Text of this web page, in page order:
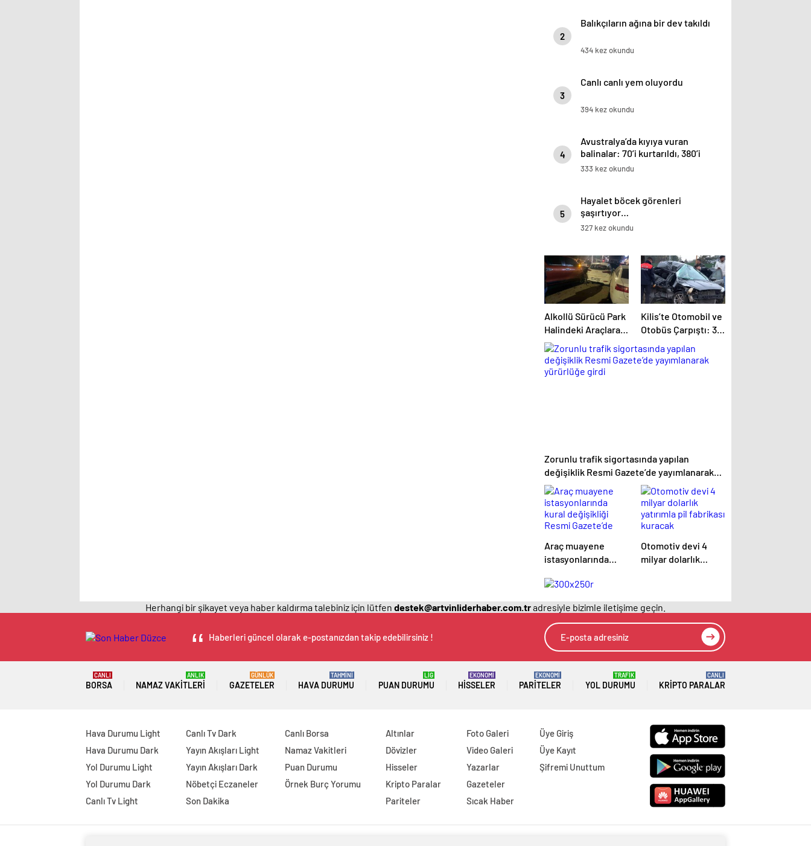
2
Balıkçıların ağına bir dev takıldı
434 kez okundu
3
Canlı canlı yem oluyordu
394 kez okundu
4
Avustralya’da kıyıya vuran
balinalar: 70’i kurtarıldı, 380’i
öldü
333 kez okundu
5
Hayalet böcek görenleri
şaşırtıyor…
327 kez okundu
Alkollü Sürücü Park
Halindeki Araçlara
Çarptı
Kilis’te Otomobil ve
Otobüs Çarpıştı: 3
Yaralı
Zorunlu trafik sigortasında yapılan
değişiklik Resmi Gazete’de yayımlanarak
yürürlüğe girdi
Araç muayene
istasyonlarında
Resmi Gazete’de
yayımlanarak
yürürlüğe girdi
Otomotiv devi 4
milyar dolarlık
Herhangi bir şikayet veya haber kaldırma talebiniz için lütfen destek@artvinliderhaber.com.tradresiyle bizimle iletişime geçin.
Haberleri güncel olarak e-postanızdan takip edebilirsiniz !
BORSA
CANLI
NAMAZ VAKITLERI
ANLIK
GAZETELER
GÜNLÜK
HAVA DURUMU
TAHMİNİ
PUAN DURUMU
LİG
HISSELER
EKONOMİ
PARITELER
EKONOMİ
YOL DURUMU
TRAFİK
KRIPTO PARALAR
CANLI
Hava Durumu Light
Hava Durumu Dark
Yol Durumu Light
Yol Durumu Dark
Canlı Tv Light
Canlı Tv Dark
Yayın Akışları Light
Yayın Akışları Dark
Nöbetçi Eczaneler
Son Dakika
Canlı Borsa
Namaz Vakitleri
Puan Durumu
Örnek Burç Yorumu
Altınlar
Dövizler
Hisseler
Kripto Paralar
Pariteler
Foto Galeri
Video Galeri
Yazarlar
Gazeteler
Sıcak Haber
Üye Giriş
Üye Kayıt
Şifremi Unuttum